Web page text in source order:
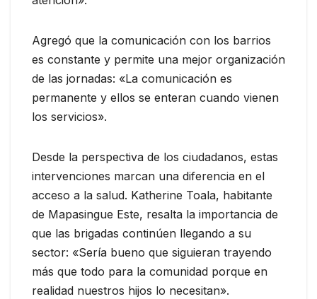
Agregó que la comunicación con los barrios
es constante y permite una mejor organización
de las jornadas: «La comunicación es
permanente y ellos se enteran cuando vienen
los servicios».
Desde la perspectiva de los ciudadanos, estas
intervenciones marcan una diferencia en el
acceso a la salud. Katherine Toala, habitante
de Mapasingue Este, resalta la importancia de
que las brigadas continúen llegando a su
sector: «Sería bueno que siguieran trayendo
más que todo para la comunidad porque en
realidad nuestros hijos lo necesitan».